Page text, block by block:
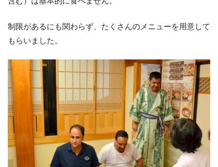
制限があるにも関わらず、たくさんのメニューを用意して
もらいました。